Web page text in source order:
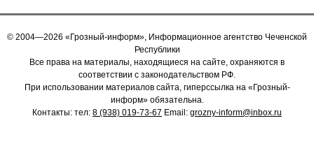
© 2004—2026 «Грозный-информ», Информационное агентство Чеченской
Республики
Все права на материалы, находящиеся на сайте, охраняются в
соответствии с законодательством РФ.
При использовании материалов сайта, гиперссылка на «Грозный-
информ» обязательна.
Контакты: тел: 8 (938) 019-73-67 Email: grozny-inform@inbox.ru